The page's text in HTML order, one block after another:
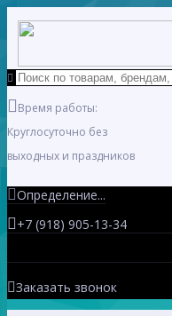
Время работы:
Круглосуточно без
выходных и праздников
Определение...
+7 (918) 905-13-34
Заказать звонок